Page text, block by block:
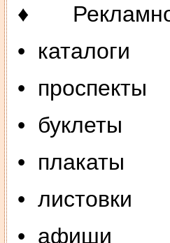
♦ Рекламно-
• каталоги
• проспекты
• буклеты
• плакаты
• листовки
• афиши